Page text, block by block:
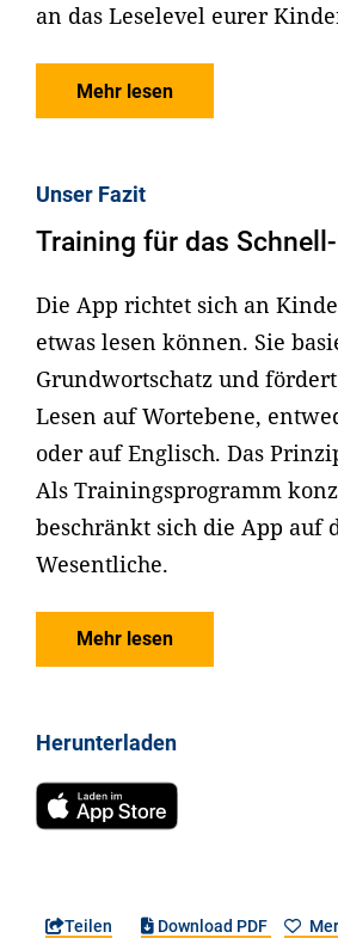
an das Leselevel eurer
Mehr lesen
Unser Fazit
Training für das
Die App richtet sich an
etwas lesen können. Sie
Grundwortschatz und
Lesen auf Wortebene,
oder auf Englisch. Das
Als Trainingsprogramm
beschränkt sich die App auf
Wesentliche.
Mehr lesen
Herunterladen
Teilen Download PDF